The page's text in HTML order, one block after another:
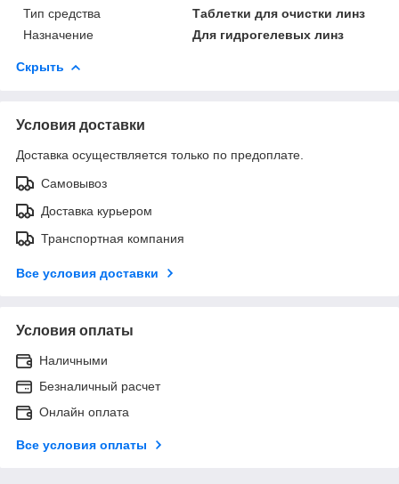
Тип средства
Таблетки для очистки линз
Назначение
Для гидрогелевых линз
Скрыть
Условия доставки
Доставка осуществляется только по предоплате.
Самовывоз
Доставка курьером
Транспортная компания
Все условия доставки
Условия оплаты
Наличными
Безналичный расчет
Онлайн оплата
Все условия оплаты